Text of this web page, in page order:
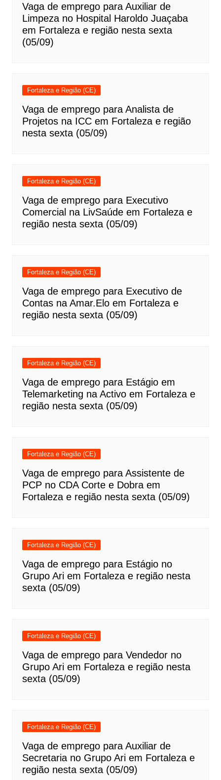
Vaga de emprego para Auxiliar de
Limpeza no Hospital Haroldo Juaçaba
em Fortaleza e região nesta sexta
(05/09)
Fortaleza e Região (CE)
Vaga de emprego para Analista de
Projetos na ICC em Fortaleza e região
nesta sexta (05/09)
Fortaleza e Região (CE)
Vaga de emprego para Executivo
Comercial na LivSaúde em Fortaleza e
região nesta sexta (05/09)
Fortaleza e Região (CE)
Vaga de emprego para Executivo de
Contas na Amar.Elo em Fortaleza e
região nesta sexta (05/09)
Fortaleza e Região (CE)
Vaga de emprego para Estágio em
Telemarketing na Activo em Fortaleza e
região nesta sexta (05/09)
Fortaleza e Região (CE)
Vaga de emprego para Assistente de
PCP no CDA Corte e Dobra em
Fortaleza e região nesta sexta (05/09)
Fortaleza e Região (CE)
Vaga de emprego para Estágio no
Grupo Ari em Fortaleza e região nesta
sexta (05/09)
Fortaleza e Região (CE)
Vaga de emprego para Vendedor no
Grupo Ari em Fortaleza e região nesta
sexta (05/09)
Fortaleza e Região (CE)
Vaga de emprego para Auxiliar de
Secretaria no Grupo Ari em Fortaleza e
região nesta sexta (05/09)